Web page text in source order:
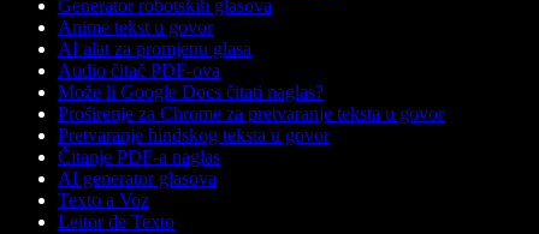
Generator robotskih glasova
Anime tekst u govor
AI alat za promjenu glasa
Audio čitač PDF-ova
Može li Google Docs čitati naglas?
Proširenje za Chrome za pretvaranje teksta u govor
Pretvaranje hindskog teksta u govor
Čitanje PDF-a naglas
AI generator glasova
Texto a Voz
Leitor de Texto